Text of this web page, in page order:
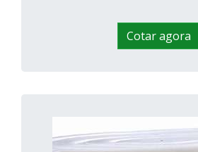
Cotar agora